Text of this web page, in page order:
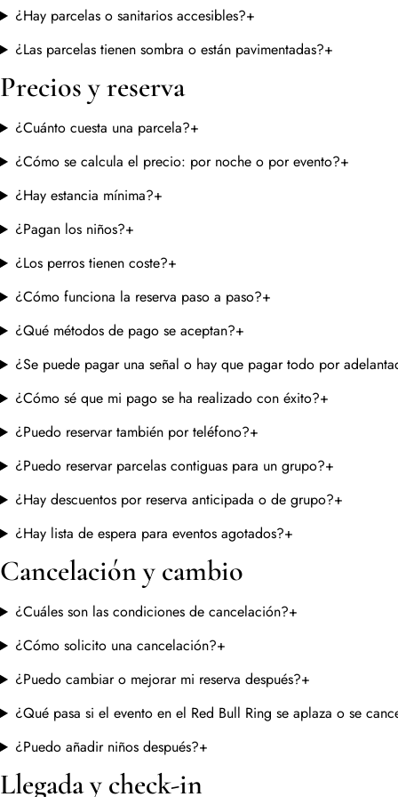
¿Hay parcelas o sanitarios accesibles?+
¿Las parcelas tienen sombra o están pavimentadas?+
Precios y reserva
¿Cuánto cuesta una parcela?+
¿Cómo se calcula el precio: por noche o por evento?+
¿Hay estancia mínima?+
¿Pagan los niños?+
¿Los perros tienen coste?+
¿Cómo funciona la reserva paso a paso?+
¿Qué métodos de pago se aceptan?+
¿Se puede pagar una señal o hay que pagar todo por
¿Cómo sé que mi pago se ha realizado con éxito?+
¿Puedo reservar también por teléfono?+
¿Puedo reservar parcelas contiguas para un grupo?+
¿Hay descuentos por reserva anticipada o de grupo?+
¿Hay lista de espera para eventos agotados?+
Cancelación y cambio
¿Cuáles son las condiciones de cancelación?+
¿Cómo solicito una cancelación?+
¿Puedo cambiar o mejorar mi reserva después?+
¿Qué pasa si el evento en el Red Bull Ring se aplaza o se
¿Puedo añadir niños después?+
Llegada y check-in